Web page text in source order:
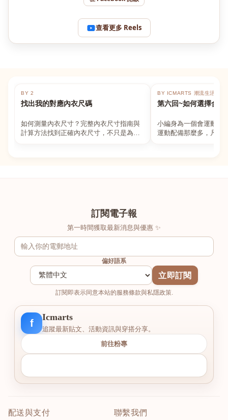
查看更多 Reels
BY 2
找出我的對應內衣尺碼
如何測量內衣尺寸？完整內衣尺寸指南與
計算方法找到正確內衣尺寸，不只是為了
BY ICMARTS 潮流生活百貨
第六回~如何選擇合適
小編身為一個會運動的
運動配備那麼多，凡舉
訂閱電子報
第一時間獲取最新消息與優惠 ✨
偏好語系
立即訂閱
訂閱即表示同意本站的服務條款與私隱政策.
f
Icmarts
追蹤最新貼文、活動資訊與穿搭分享。
前往粉專
配送與支付 聯繫我們